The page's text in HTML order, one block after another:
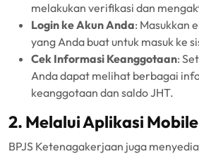
melakukan verifikasi dan
Login ke Akun Anda: Masukkan
yang Anda buat untuk masuk ke
Cek Informasi Keanggotaan:
Anda dapat melihat berbagai
keanggotaan dan saldo JHT.
2. Melalui Aplikasi Mobile
BPJS Ketenagakerjaan juga